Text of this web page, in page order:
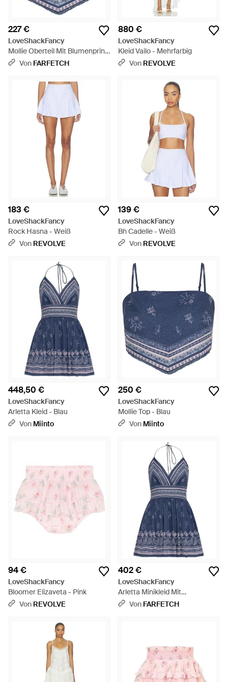
227 €
LoveShackFancy
Mollie Oberteil Mit Blumenprint
- Blau
Von FARFETCH
880 €
LoveShackFancy
Kleid Vailo - Mehrfarbig
Von REVOLVE
183 €
LoveShackFancy
Rock Hasna - Weiß
Von REVOLVE
139 €
LoveShackFancy
Bh Cadelle - Weiß
Von REVOLVE
448,50 €
LoveShackFancy
Arletta Kleid - Blau
Von Miinto
250 €
LoveShackFancy
Mollie Top - Blau
Von Miinto
94 €
LoveShackFancy
Bloomer Elizaveta - Pink
Von REVOLVE
402 €
LoveShackFancy
Arletta Minikleid Mit
Blumenprint - Blau
Von FARFETCH